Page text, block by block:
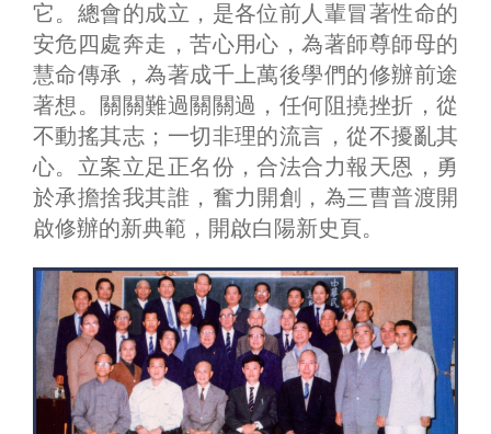
它。總會的成立，是各位前人輩冒著性命的
安危四處奔走，苦心用心，為著師尊師母的
慧命傳承，為著成千上萬後學們的修辦前途
著想。關關難過關關過，任何阻撓挫折，從
不動搖其志；一切非理的流言，從不擾亂其
心。立案立足正名份，合法合力報天恩，勇
於承擔捨我其誰，奮力開創，為三曹普渡開
啟修辦的新典範，開啟白陽新史頁。